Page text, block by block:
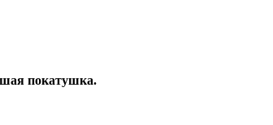
покатушка.